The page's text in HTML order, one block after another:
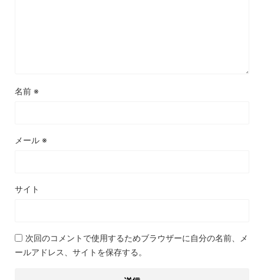
名前 ※
メール ※
サイト
次回のコメントで使用するためブラウザーに自分の名前、メ
ールアドレス、サイトを保存する。